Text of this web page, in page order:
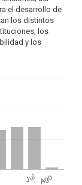
el desarrollo de
los distintos
los
y los